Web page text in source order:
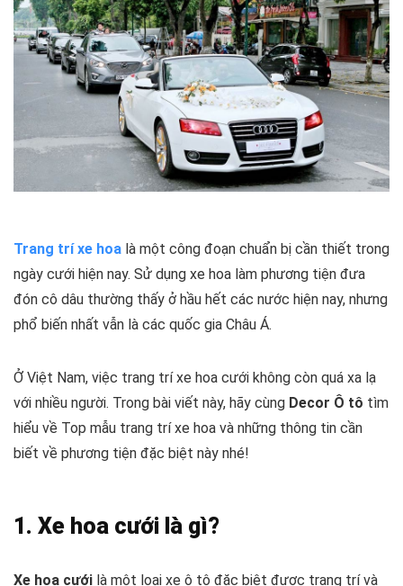
Trang trí xe hoa là một công đoạn chuẩn bị cần thiết trong
ngày cưới hiện nay. Sử dụng xe hoa làm phương tiện đưa
đón cô dâu thường thấy ở hầu hết các nước hiện nay, nhưng
phổ biến nhất vẫn là các quốc gia Châu Á.
Ở Việt Nam, việc trang trí xe hoa cưới không còn quá xa lạ
với nhiều người. Trong bài viết này, hãy cùng Decor Ô tô tìm
hiểu về Top mẫu trang trí xe hoa và những thông tin cần
biết về phương tiện đặc biệt này nhé!
1. Xe hoa cưới là gì?
Xe hoa cưới là một loại xe ô tô đặc biệt được trang trí và